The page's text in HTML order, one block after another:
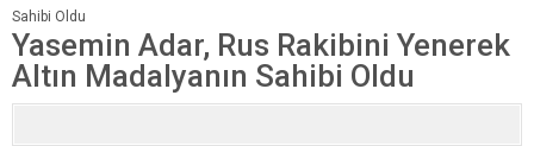
Sahibi Oldu
Yasemin Adar, Rus Rakibini Yenerek
Altın Madalyanın Sahibi Oldu